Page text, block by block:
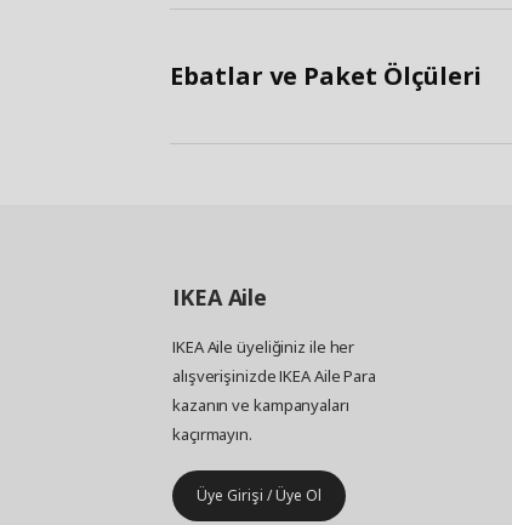
Ebatlar ve Paket Ölçüleri
IKEAAile
IKEA Aile üyeliğiniz ile her
alışverişinizde IKEA Aile Para
kazanın ve kampanyaları
kaçırmayın.
Üye Girişi / Üye Ol